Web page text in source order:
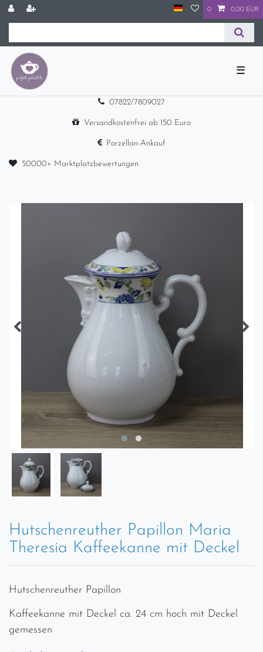
0 0,00 EUR
☰
07822/7809027
Versandkostenfrei ab 150 Euro
Porzellan-Ankauf
50000+ Marktplatzbewertungen
Hutschenreuther Papillon Maria
Theresia Kaffeekanne mit Deckel
Hutschenreuther Papillon
Kaffeekanne mit Deckel ca. 24 cm hoch mit Deckel
gemessen